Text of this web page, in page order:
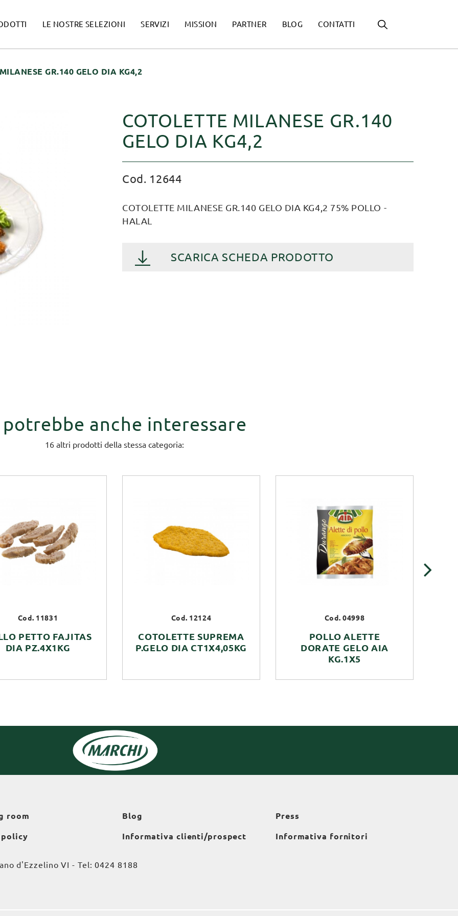
LE NOSTRE SELEZIONI SERVIZI MISSION PARTNER BLOG CONTATTI
GR.140 GELO DIA KG4,2
COTOLETTE MILANESE GR.140
GELO DIA KG4,2
Cod. 12644
COTOLETTE MILANESE GR.140 GELO DIA KG4,2 75% POLLO -
HALAL
SCARICA SCHEDA PRODOTTO
potrebbe anche interessare
16 altri prodotti della stessa categoria:
Cod. 11831
PETTO FAJITAS
DIA PZ.4X1KG
Cod. 12124
COTOLETTE SUPREMA
P.GELO DIA CT1X4,05KG
Cod. 04998
POLLO ALETTE
DORATE GELO AIA
KG.1X5
room
policy
Blog
Informativa clienti/prospect
Press
Informativa fornitori
d'Ezzelino VI - Tel:0424 8188